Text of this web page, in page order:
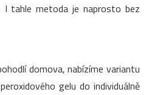
tahle metoda je naprosto bez
domova, nabízíme variantu
gelu do individuálně